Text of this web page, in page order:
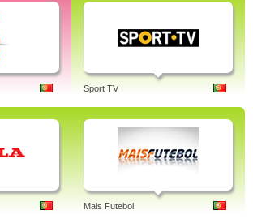
Sport TV
Mais Futebol